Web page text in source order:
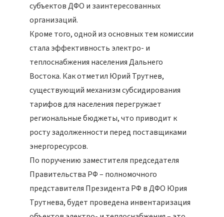
субъектов ДФО и заинтересованных
организаций.
Кроме того, одной из основных тем комиссии
стала эффективность электро- и
теплоснабжения населения Дальнего
Востока. Как отметил Юрий Трутнев,
существующий механизм субсидирования
тарифов для населения перегружает
региональные бюджеты, что приводит к
росту задолженности перед поставщиками
энергоресурсов.
По поручению заместителя председателя
Правительства РФ – полномочного
представителя Президента РФ в ДФО Юрия
Трутнева, будет проведена инвентаризация